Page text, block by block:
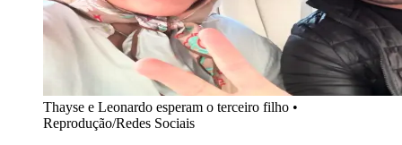
Thayse e Leonardo esperam o terceiro filho •
Reprodução/Redes Sociais